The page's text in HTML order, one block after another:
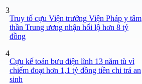
3
Truy tố cựu Viện trưởng Viện Pháp y tâm
thần Trung ương nhận hối lộ hơn 8 tỷ
đồng
4
Cựu kế toán bưu điện lĩnh 13 năm tù vì
chiếm đoạt hơn 1,1 tỷ đồng tiền chi trả an
sinh